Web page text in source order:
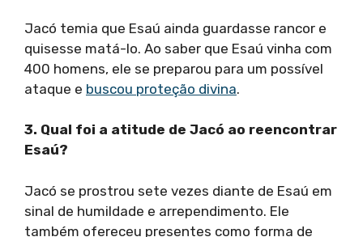
Jacó temia que Esaú ainda guardasse rancor e
quisesse matá-lo. Ao saber que Esaú vinha com
400 homens, ele se preparou para um possível
ataque e buscou proteção divina.
3. Qual foi a atitude de Jacó ao reencontrar
Esaú?
Jacó se prostrou sete vezes diante de Esaú em
sinal de humildade e arrependimento. Ele
também ofereceu presentes como forma de